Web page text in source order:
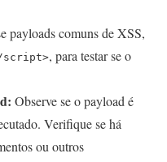
payloads comuns de XSS,
script>, para testar se o
Observe se o payload é
Verifique se há
ou outros